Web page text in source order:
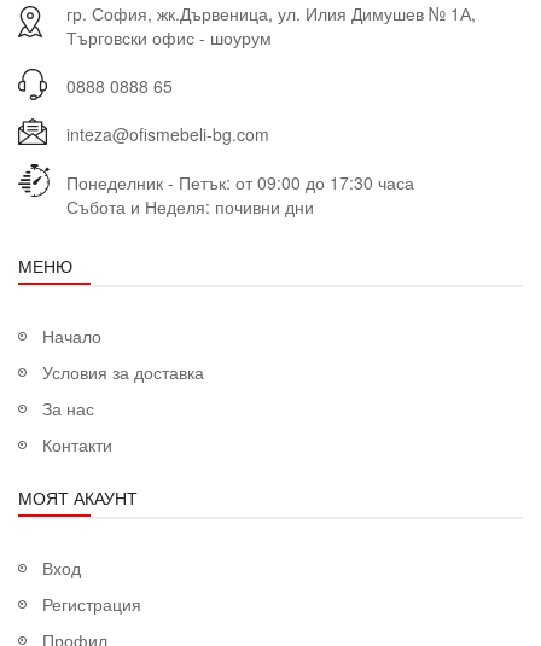
гр. София, жк.Дървеница, ул. Илия Димушев № 1А,
Търговски офис - шоурум
0888 0888 65
inteza@ofismebeli-bg.com
Понеделник - Петък: от 09:00 до 17:30 часа
Събота и Неделя: почивни дни
МЕНЮ
Начало
Условия за доставка
За нас
Контакти
МОЯТ АКАУНТ
Вход
Регистрация
Профил